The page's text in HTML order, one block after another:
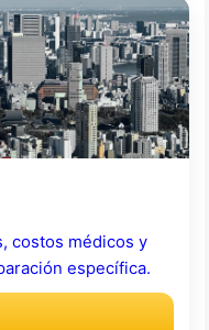
costos médicos y
específica.